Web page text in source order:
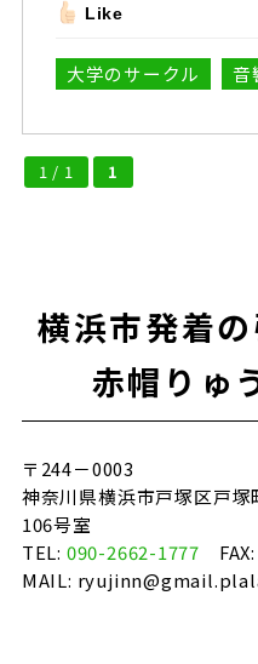
Like
大学のサークル 音
1 / 1 1
横浜市発着
赤帽りゅ
〒244－0003
神奈川県横浜市戸塚区戸
106号室
TEL: 090-2662-1777
MAIL: